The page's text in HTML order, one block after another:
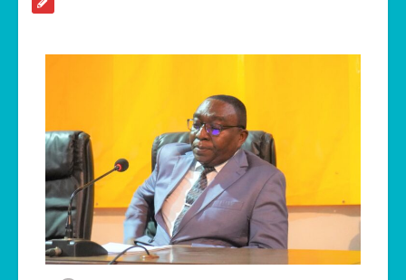
Haut-Mbomou : le commandant de
brigade de Bambouti s’échappe après
près de huit mois de captivité
2 4 minutes